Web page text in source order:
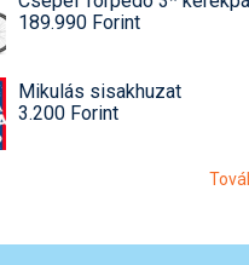
189.990 Forint
Mikulás sisakhuzat
3.200 Forint